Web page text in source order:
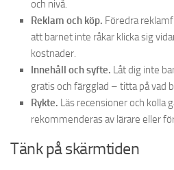
och nivå.
Reklam och köp. Föredra
att barnet inte råkar klicka sig
kostnader.
Innehåll och syfte. Låt dig inte
gratis och färgglad – titta på vad
Rykte. Läs recensioner och kolla
rekommenderas av lärare eller
Tänk på skärmtiden